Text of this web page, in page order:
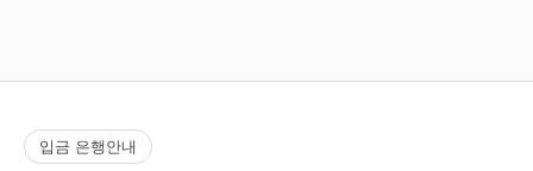
입금 은행안내